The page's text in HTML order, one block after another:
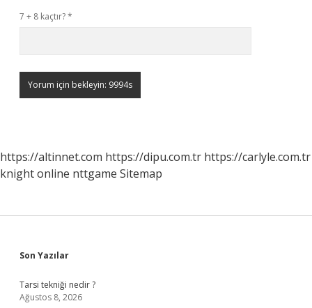
7 + 8 kaçtır?*
https://altinnet.com https://dipu.com.tr https://carlyle.com.tr
knight online nttgame Sitemap
Sidebar
Son Yazılar
Tarsi tekniği nedir ?
Ağustos 8, 2026